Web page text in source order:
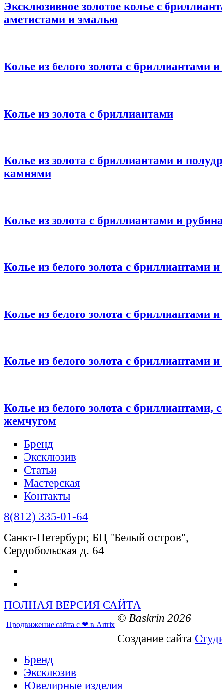
Эксклюзивное золотое колье с
аметистами и эмалью
Колье из белого золота c бриллиантами
Колье из золота с бриллиантами
Колье из золота с бриллиантами и
камнями
Колье из золота с бриллиантами и
Колье из белого золота с бриллиантами
Колье из белого золота с бриллиантами
Колье из белого золота с бриллиантами
Колье из белого золота с бриллиантами,
жемчугом
Бренд
Эксклюзив
Статьи
Мастерская
Контакты
8(812) 335-01-64
Санкт-Петербург, БЦ "Белый остров",
Сердобольская д. 64
ПОЛНАЯ ВЕРСИЯ САЙТА
© Baskrin 2026
Продвижение сайта с ❤ в Artrix
Создание сайта
Бренд
Эксклюзив
Ювелирные изделия